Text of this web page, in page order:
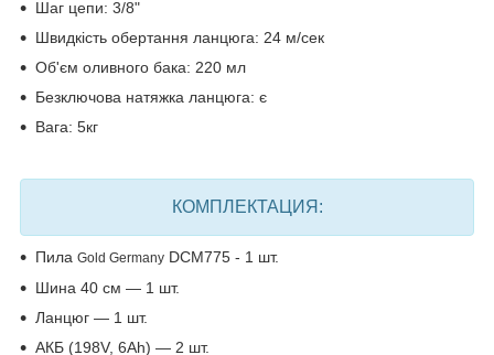
Шаг цепи: 3/8"
Швидкість обертання ланцюга: 24 м/сек
Об'єм оливного бака: 220 мл
Безключова натяжка ланцюга: є
Вага: 5кг
КОМПЛЕКТАЦИЯ:
Пила Gold Germany DCM775 - 1 шт.
Шина 40 см — 1 шт.
Ланцюг — 1 шт.
АКБ (198V, 6Ah) — 2 шт.